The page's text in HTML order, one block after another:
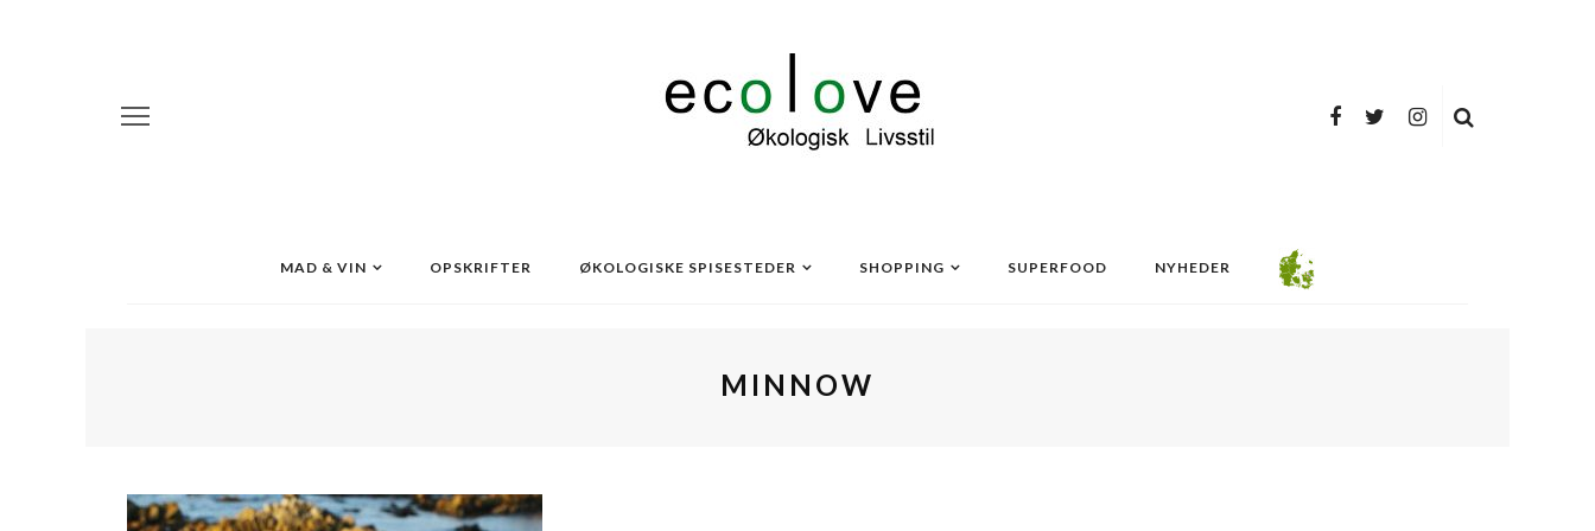
MAD & VIN OPSKRIFTER ØKOLOGISKE SPISESTEDER SHOPPING SUPERFOOD NYHEDER
MINNOW